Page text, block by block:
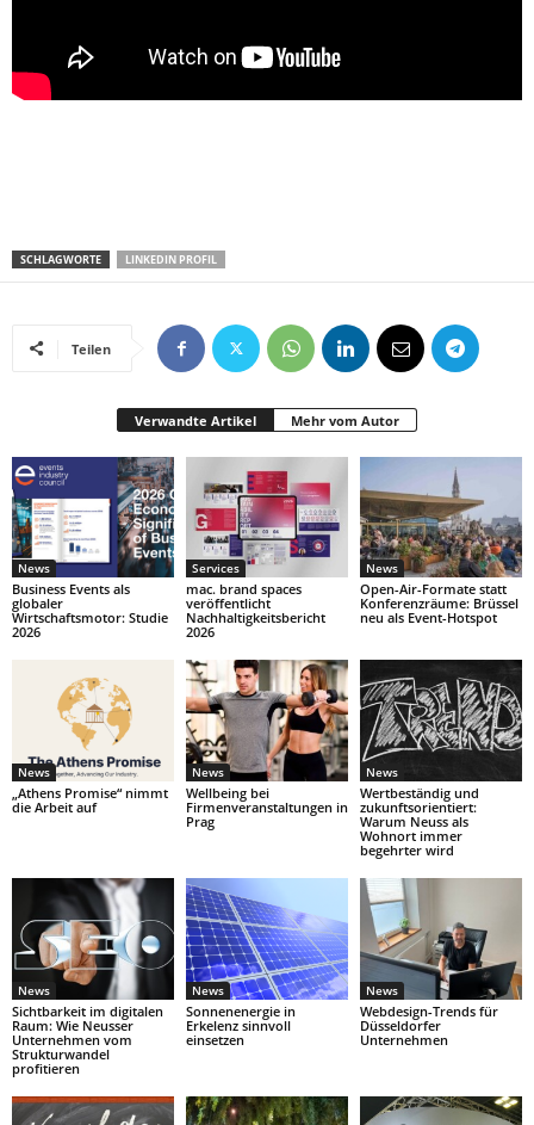
SCHLAGWORTE LINKEDIN PROFIL
Teilen
Verwandte Artikel Mehr vom Autor
News
Business Events als
globaler
Wirtschaftsmotor: Studie
2026
Services
mac. brand spaces
veröffentlicht
Nachhaltigkeitsbericht
2026
News
Open-Air-Formate statt
Konferenzräume: Brüssel
neu als Event-Hotspot
News
„Athens Promise“ nimmt
die Arbeit auf
News
Wellbeing bei
Firmenveranstaltungen in
Prag
News
Wertbeständig und
zukunftsorientiert:
Warum Neuss als
Wohnort immer
begehrter wird
News
Sichtbarkeit im digitalen
Raum: Wie Neusser
Unternehmen vom
Strukturwandel
profitieren
News
Sonnenenergie in
Erkelenz sinnvoll
einsetzen
News
Webdesign-Trends für
Düsseldorfer
Unternehmen